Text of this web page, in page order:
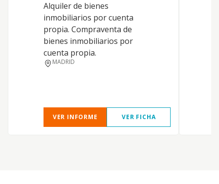
Alquiler de bienes
inmobiliarios por cuenta
propia. Compraventa de
bienes inmobiliarios por
cuenta propia.
MADRID
VER INFORME VER FICHA